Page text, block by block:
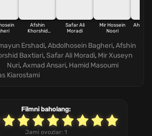
Afshin
Khorshid
Safar Ali
Moradi
Mir Hossein
Noori
Ahmad
Ershadi,Abdolhosein Bagheri,Afshin
Baxtiari,Safar Ali Moradi, Mir Xuseyn
Nuri,Axmad Ansari, Hamid Masoumi
Kiarostami
Filmni baholang:
Jami ovozlar: 1